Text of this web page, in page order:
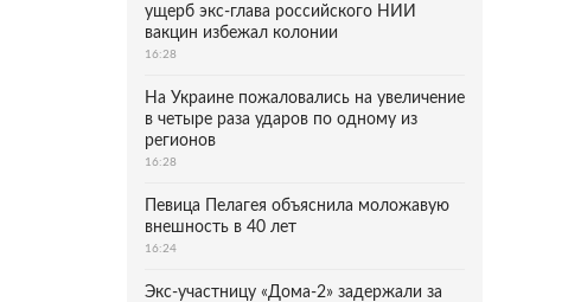
ущерб экс-глава российского НИИ
вакцин избежал колонии
16:28
На Украине пожаловались на увеличение
в четыре раза ударов по одному из
регионов
16:28
Певица Пелагея объяснила моложавую
внешность в 40 лет
16:24
Экс-участницу «Дома-2» задержали за